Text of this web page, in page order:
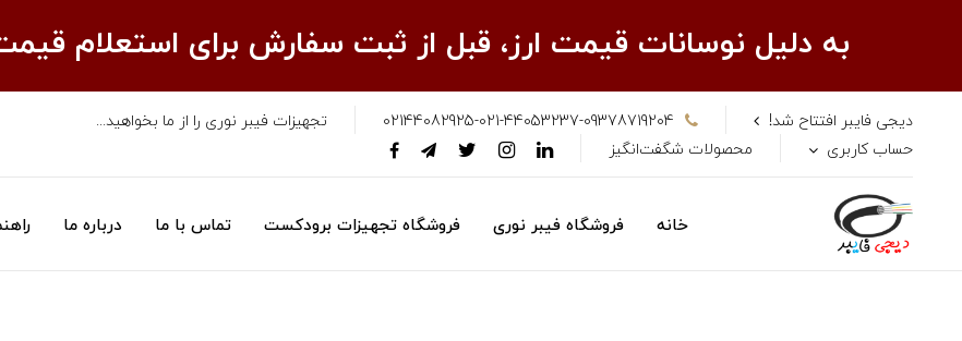
به دلیل نوسانات قیمت ارز، قبل از ثبت سفارش برای استعلام
دیجی فایبر افتتاح شد! 02144082925-021-44053237-09378719204
تجهیزات فیبر نوری را از ما بخواهید...
حساب کاربری
محصولات شگفت‌انگیز
خانه فروشگاه فیبر نوری فروشگاه تجهیزات برودکست تماس با ما درباره ما